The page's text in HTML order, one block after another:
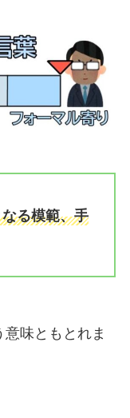
る模範、手
意味ともとれま